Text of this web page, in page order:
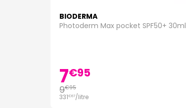
BIODERMA
Photoderm Max pocket SPF50+ 30ml
7€95
9€95
331€67/litre